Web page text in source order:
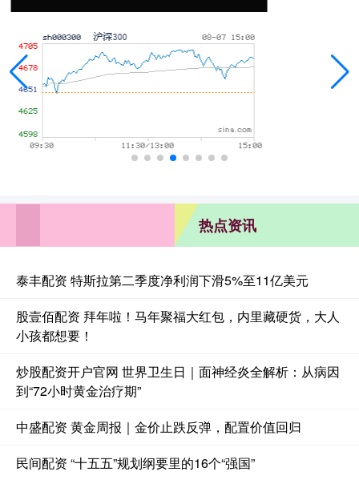
热点资讯
泰丰配资 特斯拉第二季度净利润下滑5%至11亿美元
股壹佰配资 拜年啦！马年聚福大红包，内里藏硬货，大人
小孩都想要！
炒股配资开户官网 世界卫生日｜面神经炎全解析：从病因
到“72小时黄金治疗期”
中盛配资 黄金周报｜金价止跌反弹，配置价值回归
民间配资 “十五五”规划纲要里的16个“强国”